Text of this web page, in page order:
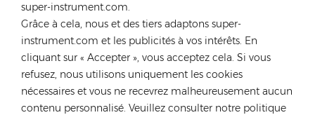
super-instrument.com.
Grâce à cela, nous et des tiers adaptons super-
instrument.com et les publicités à vos intérêts. En
cliquant sur « Accepter », vous acceptez cela. Si vous
refusez, nous utilisons uniquement les cookies
nécessaires et vous ne recevrez malheureusement aucun
contenu personnalisé. Veuillez consulter notre politique
Allemagne
Tél :+49 176 55258880
anna@rongstar.com
Bureau et entrepôt :
Industriestraße 40, 52457
Aldenhoven, Deutschland
Hong Kong